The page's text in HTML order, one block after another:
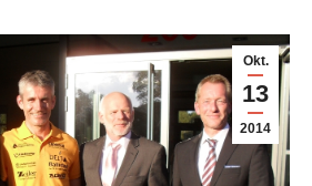
Okt.
13
2014